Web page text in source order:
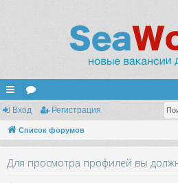
с
ы
ор
ум
Вход Регистрация
Список форумов
Для просмотра профилей вы